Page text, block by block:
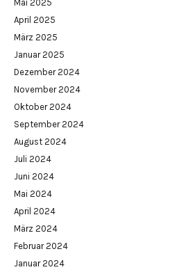
Mai 2025
April 2025
März 2025
Januar 2025
Dezember 2024
November 2024
Oktober 2024
September 2024
August 2024
Juli 2024
Juni 2024
Mai 2024
April 2024
März 2024
Februar 2024
Januar 2024